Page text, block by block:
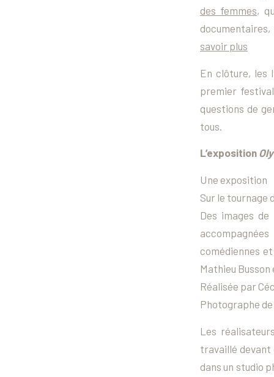
des femmes,
savoir plus
En clôture, les
premier
questions de
tous.
L’exposition
Une exposition
Sur le tournage
Des images
comédiennes
Mathieu
Réalisée par
Photographe
Les
travaillé devant
dans un studio